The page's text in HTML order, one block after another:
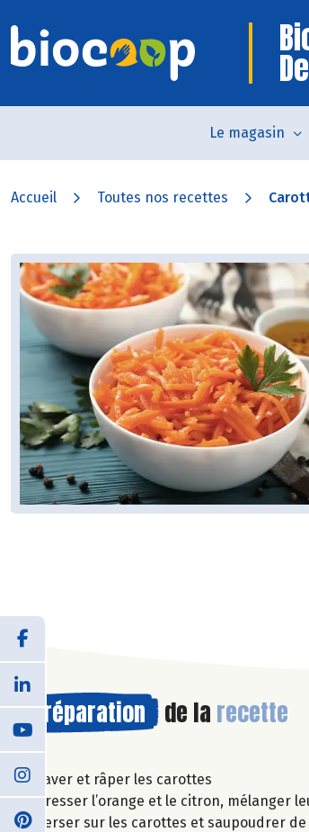
Le magasin
Accueil Toutes nos recettes
Préparation de la recette
Laver et râper les carottes
Presser l’orange et le citron, mélanger
Verser sur les carottes et saupoudrer